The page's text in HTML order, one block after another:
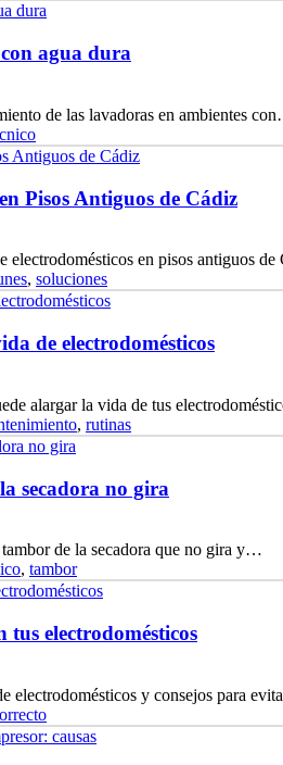
agua dura
de las lavadoras en ambientes
Pisos Antiguos de Cádiz
electrodomésticos en pisos antiguos
, soluciones
de electrodomésticos
alargar la vida de tus
, rutinas
secadora no gira
de la secadora que no gira y…
, tambor
tus electrodomésticos
electrodomésticos y consejos para